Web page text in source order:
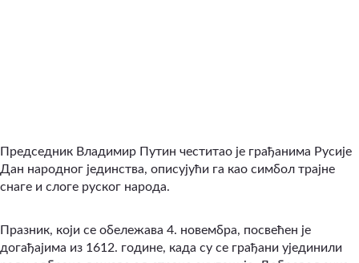
Председник Владимир Путин честитао је грађанима Русије
Дан народног јединства, описујући га као симбол трајне
снаге и слоге руског народа.
Празник, који се обележава 4. новембра, посвећен је
догађајима из 1612. године, када су се грађани ујединили